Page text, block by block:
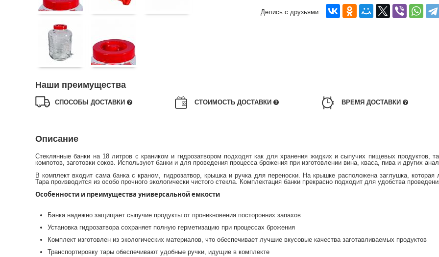
Делись с друзьями:
Наши преимущества
СПОСОБЫ ДОСТАВКИ СТОИМОСТЬ ДОСТАВКИ ВРЕМЯ ДОСТАВКИ
Описание
Стеклянные банки на 18 литров с краником и гидрозатвором подходят как для хранения жидких и сыпучих пищевых продуктов,
компотов, заготовки соков. Используют банки и для проведения процесса брожения при изготовлении вина, кваса, пива и других
В комплект входит сама банка с краном, гидрозатвор, крышка и ручка для переноски. На крышке расположена заглушка, которая
Тара производится из особо прочного экологически чистого стекла. Комплектация банки прекрасно подходит для удобства
Особенности и преимущества универсальной емкости
Банка надежно защищает сыпучие продукты от проникновения посторонних запахов
Установка гидрозатвора сохраняет полную герметизацию при процессах брожения
Комплект изготовлен из экологических материалов, что обеспечивает лучшие вкусовые качества заготавливаемых продуктов
Транспортировку тары обеспечивают удобные ручки, идущие в комплекте